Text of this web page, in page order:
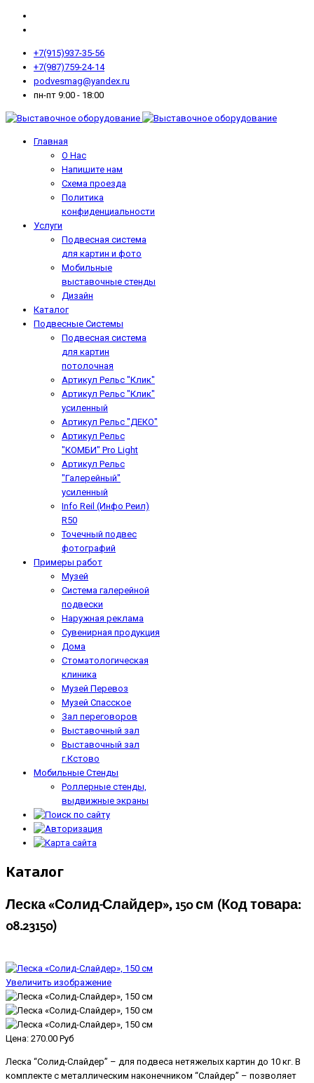
+7(915)937-35-56
+7(987)759-24-14
podvesmag@yandex.ru
пн-пт 9:00 - 18:00
Главная
О Нас
Напишите нам
Схема проезда
Политика
конфиденциальности
Услуги
Подвесная система
для картин и фото
Мобильные
выставочные стенды
Дизайн
Каталог
Подвесные Системы
Подвесная система
для картин
потолочная
Артикул Рельс "Клик"
Артикул Рельс "Клик"
усиленный
Артикул Рельс "ДЕКО"
Артикул Рельс
"КОМБИ" Pro Light
Артикул Рельс
"Галерейный"
усиленный
Info Reil (Инфо Реил)
R50
Точечный подвес
фотографий
Примеры работ
Музей
Система галерейной
подвески
Наружная реклама
Сувенирная продукция
Дома
Стоматологическая
клиника
Музей Перевоз
Музей Спасское
Зал переговоров
Выставочный зал
Выставочный зал
г.Кстово
Мобильные Стенды
Роллерные стенды,
выдвижные экраны
Каталог
Леска «Солид-Слайдер», 150 см (Код товара:
08.23150)
Увеличить изображение
Цена: 270.00 Руб
Леска “Солид-Слайдер” – для подвеса нетяжелых картин до 10 кг. В
комплекте с металлическим наконечником “Слайдер” – позволяет